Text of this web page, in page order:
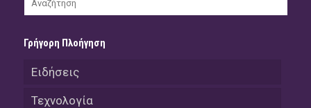
Γρήγορη Πλοήγηση
Ειδήσεις
Τεχνολογία